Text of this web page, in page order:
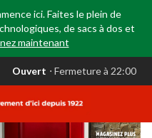
ici. Faites le plein de
de sacs à dos et
maintenant
votreOuvert ⋅ Fermeture à 22:00